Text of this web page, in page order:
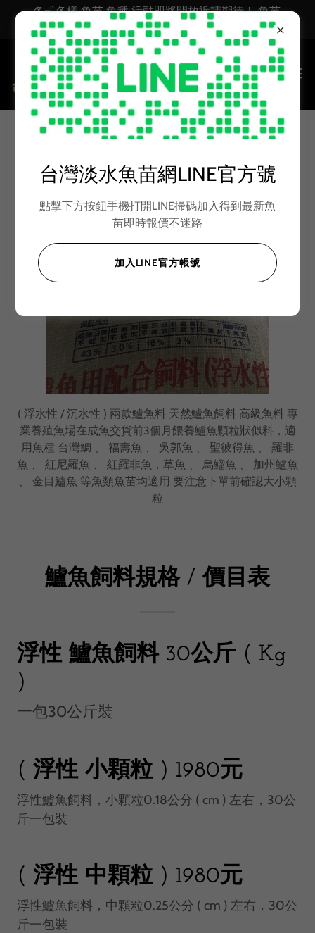
各式各樣 魚苗 魚種 活動即將開放近請期待！ 魚苗
台灣淡水魚苗 魚苗批發 活體魚苗網 淡水魚苗批發
漁業專業養殖 高級款魚飼料
( 浮水性 / 沉水性 ) 兩款鱸魚料 天然鱸魚飼料 高級魚料 專
業養殖魚場在成魚交貨前3個月餵養鱸魚顆粒狀似料，適
用魚種 台灣鯛 、 福壽魚 、 吳郭魚 、 聖彼得魚 、 羅非
魚 、 紅尼羅魚 、 紅羅非魚，草魚 、 烏鰡魚 、 加州鱸魚
、 金目鱸魚 等魚類魚苗均適用 要注意下單前確認大小顆
粒
鱸魚飼料規格 / 價目表
浮性 鱸魚飼料 30公斤 ( Kg
)
一包30公斤裝
( 浮性 小顆粒 ) 1980元
浮性鱸魚飼料，小顆粒0.18公分 ( cm ) 左右，30公
斤一包裝
( 浮性 中顆粒 ) 1980元
浮性鱸魚飼料，中顆粒0.25公分 ( cm ) 左右，30公
斤一包裝
台灣淡水魚苗網LINE官方號
點擊下方按鈕手機打開LINE掃碼加入得到最新魚
苗即時報價不迷路
加入LINE官方帳號